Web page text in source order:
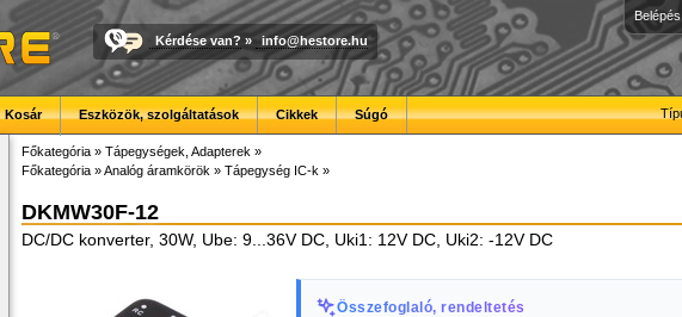
Belépés
Kérdése van? » info@hestore.hu
Kosár Eszközök, szolgáltatások Cikkek Súgó
Főkategória » Tápegységek, Adapterek »
Főkategória »Analóg áramkörök » Tápegység IC-k »
DKMW30F-12
DC/DC konverter, 30W, Ube: 9...36V DC, Uki1: 12V DC, Uki2: -12V DC
Összefoglaló, rendeltetés